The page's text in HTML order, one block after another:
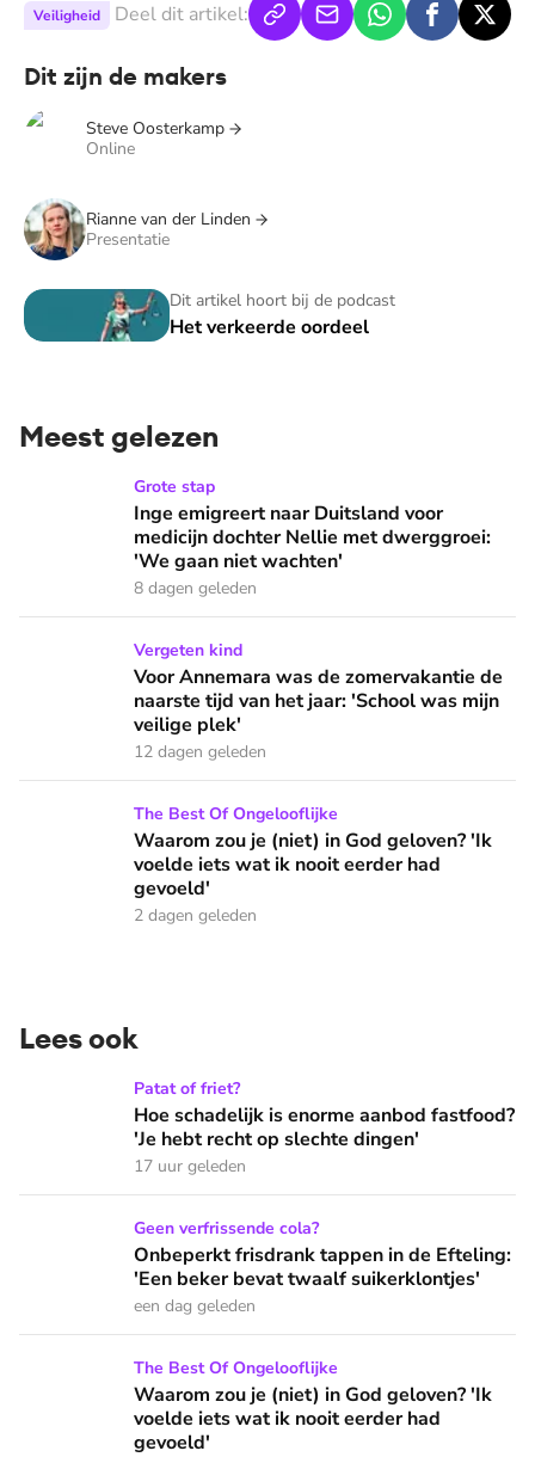
Veiligheid Deel dit artikel:
Dit zijn de makers
Steve Oosterkamp
Online
Rianne van der Linden
Presentatie
Dit artikel hoort bij de podcast
Het verkeerde oordeel
Het verkeerde oordeel
Meest gelezen
Inge emigreert naar Duitsland voor medicijn dochter
Grote stap
Inge emigreert naar Duitsland voor
medicijn dochter Nellie met dwerggroei:
'We gaan niet wachten'
8 dagen geleden
Voor Annemara was de zomervakantie de naarste tijd van
Vergeten kind
Voor Annemara was de zomervakantie de
naarste tijd van het jaar: 'School was mijn
veilige plek'
12 dagen geleden
Waarom zou je (niet) in God geloven? 'Ik voelde iets wat
The Best Of Ongelooflijke
Waarom zou je (niet) in God geloven? 'Ik
voelde iets wat ik nooit eerder had
gevoeld'
2 dagen geleden
Lees ook
Hoe schadelijk is enorme aanbod fastfood? 'Je hebt recht
Patat of friet?
Hoe schadelijk is enorme aanbod fastfood?
'Je hebt recht op slechte dingen'
17 uur geleden
Onbeperkt frisdrank tappen in de Efteling: 'Een beker
Geen verfrissende cola?
Onbeperkt frisdrank tappen in de Efteling:
'Een beker bevat twaalf suikerklontjes'
een dag geleden
Waarom zou je (niet) in God geloven? 'Ik voelde iets wat
The Best Of Ongelooflijke
Waarom zou je (niet) in God geloven? 'Ik
voelde iets wat ik nooit eerder had
gevoeld'